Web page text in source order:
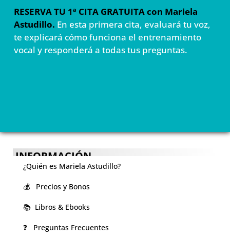
RESERVA TU 1ª CITA GRATUITA con Mariela
Astudillo. En esta primera cita, evaluará tu voz,
te explicará cómo funciona el entrenamiento
vocal y responderá a todas tus preguntas.
INFORMACIÓN
¿Quién es Mariela Astudillo?
💰 Precios y Bonos
📚 Libros & Ebooks
❓ Preguntas Frecuentes